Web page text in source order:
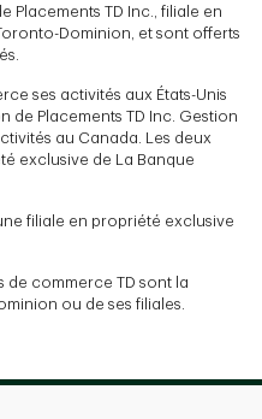
Placements TD Inc., filiale en
Dominion, et sont offerts
ses activités aux États-Unis
de Placements TD Inc. Gestion
au Canada. Les deux
exclusive de La Banque
filiale en propriété exclusive
de commerce TD sont la
ou de ses filiales.